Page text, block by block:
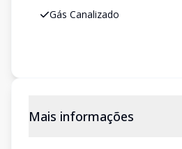
Gás Canalizado
Mais informações